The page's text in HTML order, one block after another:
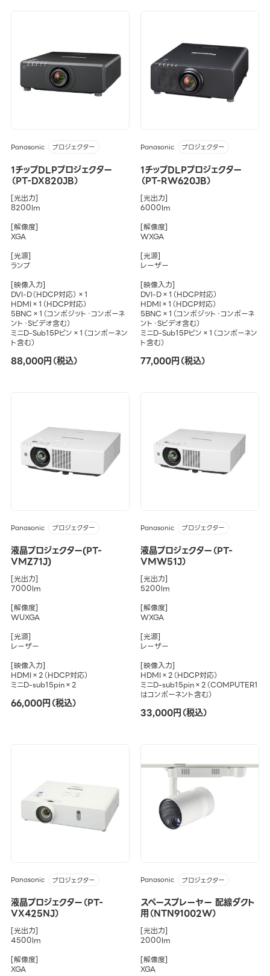
Panasonic プロジェクター
1チップDLPプロジェクター
（PT-DX820JB）
[光出力]
8200lm
[解像度]
XGA
[光源]
ランプ
[映像入力]
DVI-D（HDCP対応）×1
HDMI×1（HDCP対応）
5BNC×1（コンポジット・コンポーネ
ント・Sビデオ含む）
ミニD-Sub15Pピン×1（コンポーネン
ト含む）
88,000円（税込）
Panasonic プロジェクター
1チップDLPプロジェクター
（PT-RW620JB）
[光出力]
6000lm
[解像度]
WXGA
[光源]
レーザー
[映像入力]
DVI-D×1（HDCP対応）
HDMI×1（HDCP対応）
5BNC×1（コンポジット・コンポーネ
ント・Sビデオ含む）
ミニD-Sub15Pピン×1（コンポーネン
ト含む）
77,000円（税込）
Panasonic プロジェクター
液晶プロジェクター(PT-
VMZ71J)
[光出力]
7000lm
[解像度]
WUXGA
[光源]
レーザー
[映像入力]
HDMI×2（HDCP対応）
ミニD-sub15pin×2
66,000円（税込）
Panasonic プロジェクター
液晶プロジェクター（PT-
VMW51J）
[光出力]
5200lm
[解像度]
WXGA
[光源]
レーザー
[映像入力]
HDMI×2（HDCP対応）
ミニD-sub15pin×2（COMPUTER1
はコンポーネント含む）
33,000円（税込）
Panasonic プロジェクター
液晶プロジェクター（PT-
VX425NJ）
[光出力]
4500lm
[解像度]
XGA
Panasonic プロジェクター
スペースプレーヤー 配線ダクト
用（NTN91002W）
[光出力]
2000lm
[解像度]
XGA